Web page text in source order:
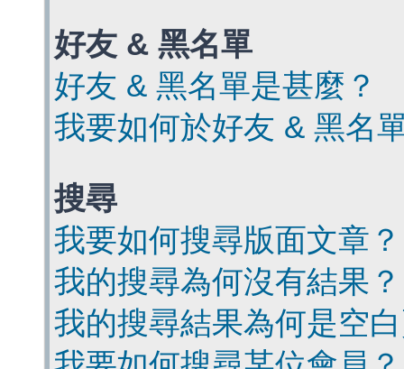
好友 & 黑名單
好友 & 黑名單是甚麼？
我要如何於好友 & 黑名
搜尋
我要如何搜尋版面文章？
我的搜尋為何沒有結果？
我的搜尋結果為何是空